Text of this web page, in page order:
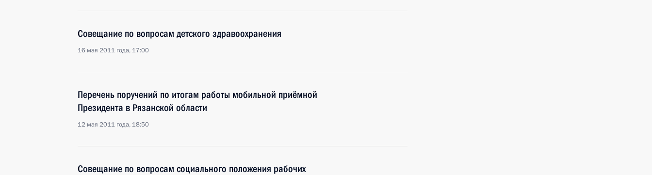
Совещание по вопросам детского здравоохранения
16 мая 2011 года, 17:00
Перечень поручений по итогам работы мобильной приёмной
Президента в Рязанской области
12 мая 2011 года, 18:50
Совещание по вопросам социального положения рабочих